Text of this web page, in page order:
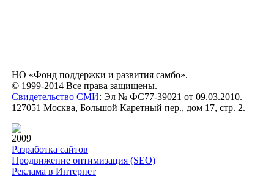
НО «Фонд поддержки и развития самбо».
© 1999-2014 Все права защищены.
Свидетельство СМИ: Эл № ФС77-39021 от 09.03.2010.
127051 Москва, Большой Каретный пер., дом 17, стр. 2.
2009
Разработка сайтов
Продвижение оптимизация (SEO)
Реклама в Интернет